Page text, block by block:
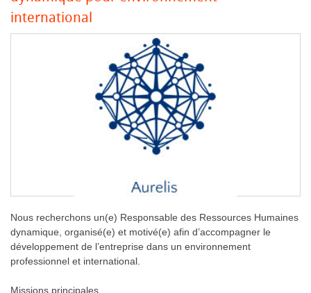
international
Nous recherchons un(e) Responsable des Ressources Humaines
dynamique, organisé(e) et motivé(e) afin d’accompagner le
développement de l’entreprise dans un environnement
professionnel et international.
Missions principales